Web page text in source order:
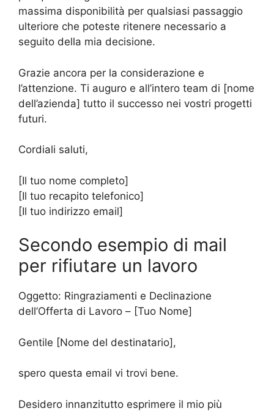
massima disponibilità per qualsiasi passaggio
ulteriore che poteste ritenere necessario a
seguito della mia decisione.
Grazie ancora per la considerazione e
l’attenzione. Ti auguro e all’intero team di [nome
dell’azienda] tutto il successo nei vostri progetti
futuri.
Cordiali saluti,
[Il tuo nome completo]
[Il tuo recapito telefonico]
[Il tuo indirizzo email]
Secondo esempio di mail
per rifiutare un lavoro
Oggetto: Ringraziamenti e Declinazione
dell’Offerta di Lavoro – [Tuo Nome]
Gentile [Nome del destinatario],
spero questa email vi trovi bene.
Desidero innanzitutto esprimere il mio più